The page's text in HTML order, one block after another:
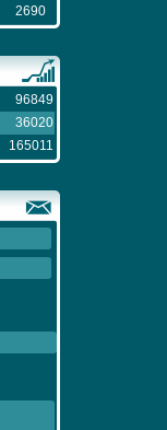
2690
96849
36020
165011